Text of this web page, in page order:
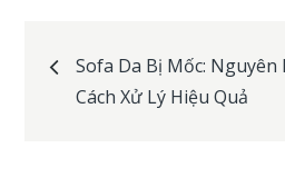
Post
Sofa Da Bị Mốc: Nguyên
Cách Xử Lý Hiệu Quả